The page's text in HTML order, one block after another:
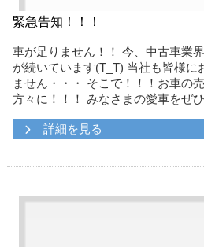
緊急告知！！！
車が足りません！！ 今、中古車業
が続いています(T_T) 当社も皆様に
ません・・・ そこで！！！お車の
方々に！！！ みなさまの愛車をぜ
詳細を見る